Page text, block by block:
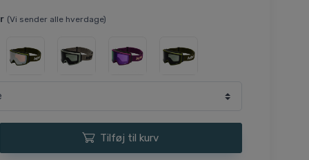
(Vi sender alle hverdage)
Tilføj til kurv